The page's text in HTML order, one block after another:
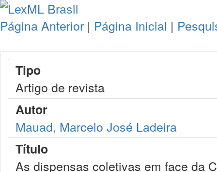
Página Anterior | Página Inicial |
Tipo
Artigo de revista
Autor
Mauad, Marcelo José Ladeira
Título
As dispensas coletivas em face da